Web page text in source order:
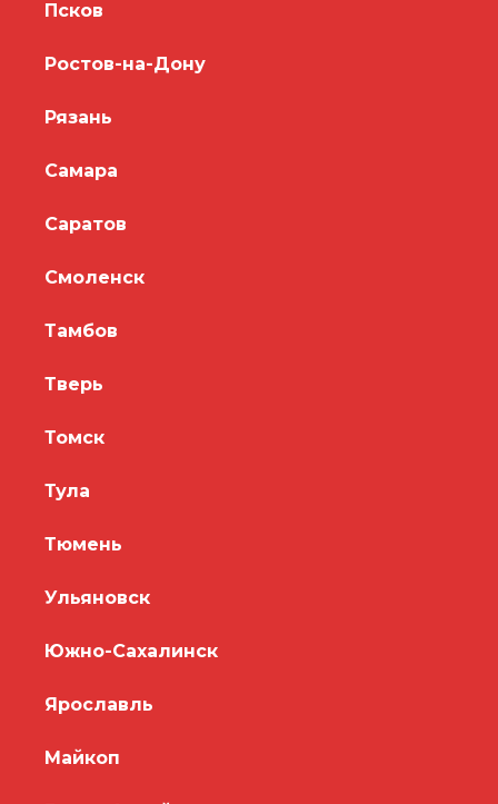
Псков
Ростов-на-Дону
Рязань
Самара
Саратов
Смоленск
Тамбов
Тверь
Томск
Тула
Тюмень
Ульяновск
Южно-Сахалинск
Ярославль
Майкоп